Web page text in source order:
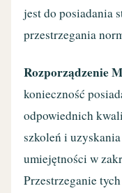
jest do posiadania
przestrzegania
Rozporządzenie
konieczność
odpowiednich
szkoleń i
umiejętności w
Przestrzeganie